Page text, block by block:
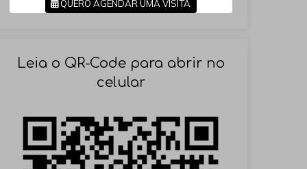
QUERO AGENDAR UMA VISITA
VOLTAR
Leia o QR-Code para abrir no
celular